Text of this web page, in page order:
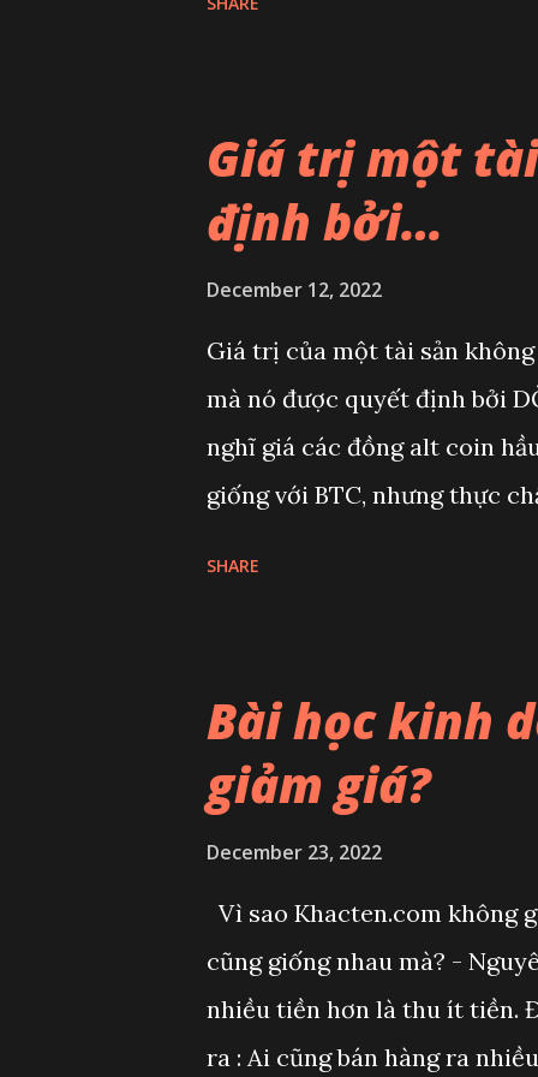
ít hơn. Năm 1996, bố đưa mẹ
nhà vì thứ giá trị nhất lúc ấy
không vì nhà thì bay nóc,
trong nước. Tất cả lại phải
những gia đình đông...
Giá trị một
định bởi…
December 12, 2022
Giá trị của một tài sản
mà nó được quyết định bởi
nghĩ giá các đồng alt coin
giống với BTC, nhưng thực
giá của các mã cổ phiếu đều
được nhưng cũng có công ty
quyết định một thị trường,
cổ phiếu, các đồng coin hầu
định bởi Dòng tiền thì bạn
SHARE
Bài học kinh
giảm giá?
December 23, 2022
Vì sao Khacten.com không
cũng giống nhau mà? -
nhiều tiền hơn là thu ít tiền.
ra : Ai cũng bán hàng ra